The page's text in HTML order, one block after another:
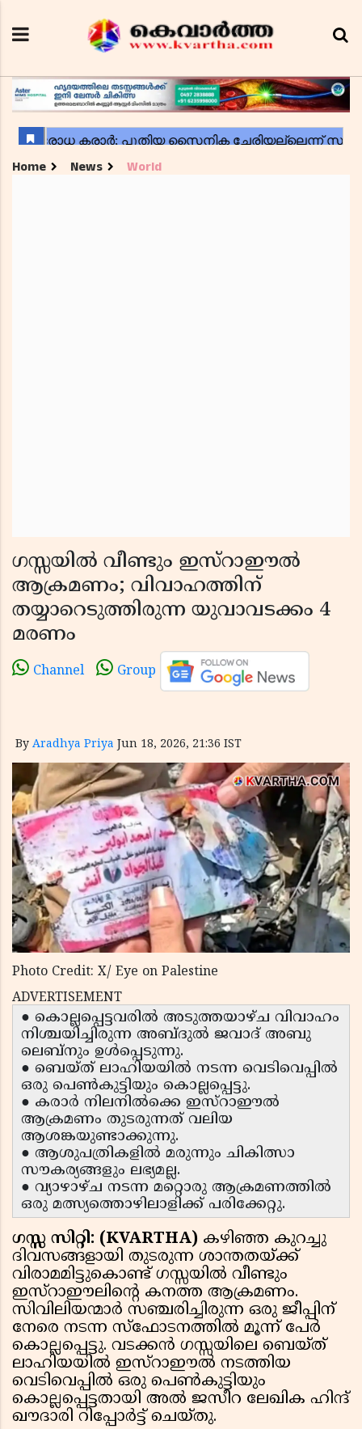
Home News World
ഗസ്സയിൽ വീണ്ടും ഇസ്റാഈൽ
ആക്രമണം; വിവാഹത്തിന്
തയ്യാറെടുത്തിരുന്ന യുവാവടക്കം 4
മരണം
Channel Group
By Aradhya Priya Jun 18, 2026, 21:36 IST
Photo Credit: X/ Eye on Palestine
ADVERTISEMENT
● കൊല്ലപ്പെട്ടവരിൽ അടുത്തയാഴ്ച വിവാഹം
നിശ്ചയിച്ചിരുന്ന അബ്ദുൽ ജവാദ് അബു
ലെബ്നും ഉൾപ്പെടുന്നു.
● ബെയ്ത് ലാഹിയയിൽ നടന്ന വെടിവെപ്പിൽ
ഒരു പെൺകുട്ടിയും കൊല്ലപ്പെട്ടു.
● കരാർ നിലനിൽക്കെ ഇസ്റാഈൽ
ആക്രമണം തുടരുന്നത് വലിയ
ആശങ്കയുണ്ടാക്കുന്നു.
● ആശുപത്രികളിൽ മരുന്നും ചികിത്സാ
സൗകര്യങ്ങളും ലഭ്യമല്ല.
● വ്യാഴാഴ്ച നടന്ന മറ്റൊരു ആക്രമണത്തിൽ
ഒരു മത്സ്യത്തൊഴിലാളിക്ക് പരിക്കേറ്റു.
ഗസ്സ സിറ്റി: (KVARTHA) കഴിഞ്ഞ കുറച്ചു
ദിവസങ്ങളായി തുടരുന്ന ശാന്തതയ്ക്ക്
വിരാമമിട്ടുകൊണ്ട് ഗസ്സയിൽ വീണ്ടും
ഇസ്റാഈലിൻ്റെ കനത്ത ആക്രമണം.
സിവിലിയന്മാർ സഞ്ചരിച്ചിരുന്ന ഒരു ജീപ്പിന്
നേരെ നടന്ന സ്ഫോടനത്തിൽ മൂന്ന് പേർ
കൊല്ലപ്പെട്ടു. വടക്കൻ ഗസ്സയിലെ ബെയ്ത്
ലാഹിയയിൽ ഇസ്റാഈൽ നടത്തിയ
വെടിവെപ്പിൽ ഒരു പെൺകുട്ടിയും
കൊല്ലപ്പെട്ടതായി അൽ ജസീറ ലേഖിക ഹിന്ദ്
ഖൗദാരി റിപ്പോർട്ട് ചെയ്തു.